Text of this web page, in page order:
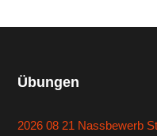
Übungen
2026 08 21 Nassbewerb